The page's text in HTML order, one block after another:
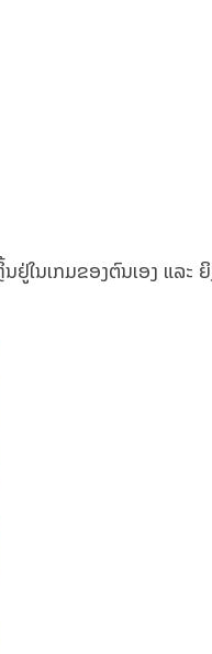
ຢູ່ໃນເກມຂອງຕົນເອງ ແລະ